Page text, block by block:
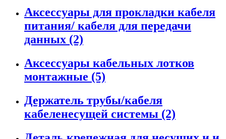
Аксессуары для прокладки кабеля
питания/ кабеля для передачи
данных (2)
Аксессуары кабельных лотков
монтажные (5)
Держатель трубы/кабеля
кабеленесущей системы (2)